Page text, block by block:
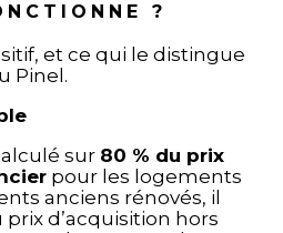
?
et ce qui le distingue
Pinel.
sur 80 % du prix
pour les logements
anciens rénovés, il
prix d’acquisition hors